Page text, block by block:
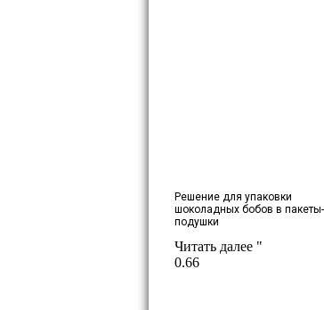
Решение для упаковки
шоколадных бобов в пакеты-
подушки
Читать далее "